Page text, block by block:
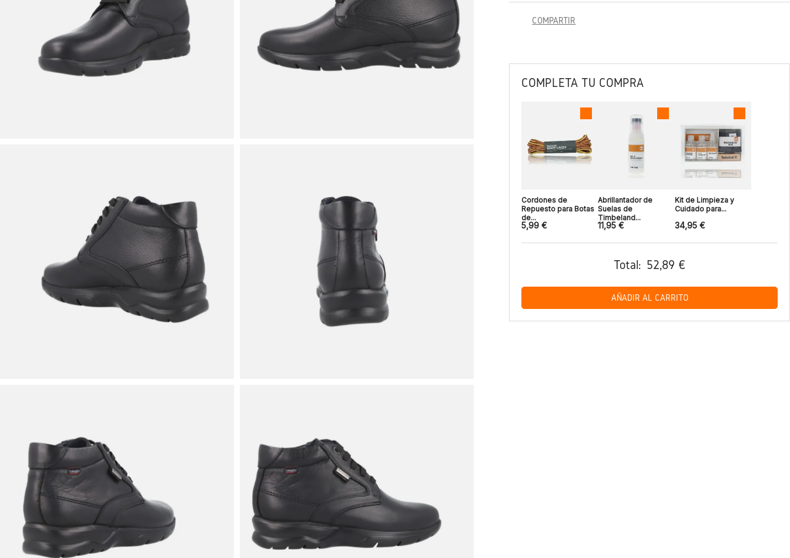
COMPARTIR
COMPLETA TU COMPRA
Cordones de
Repuesto para Botas
de...
5,99 €
Abrillantador de
Suelas de
Timbeland...
11,95 €
Kit de Limpieza y
Cuidado para...
34,95 €
Total: 52,89 €
AÑADIR AL CARRITO